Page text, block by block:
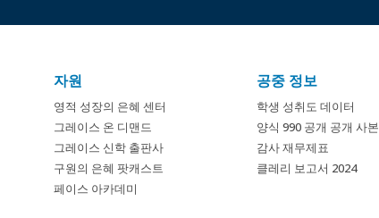
자원
영적 성장의 은혜 센터
그레이스 온 디맨드
그레이스 신학 출판사
구원의 은혜 팟캐스트
페이스 아카데미
공중 정보
학생 성취도 데이터
양식 990 공개 공개 사본
감사 재무제표
클레리 보고서 2024